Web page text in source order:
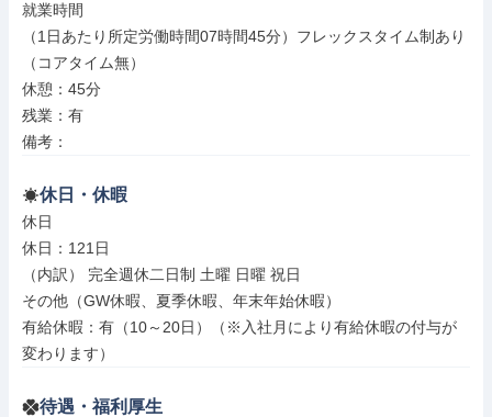
就業時間
（1日あたり所定労働時間07時間45分）フレックスタイム制あり
（コアタイム無）
休憩：45分
残業：有
備考：
休日・休暇
休日
休日：121日
（内訳） 完全週休二日制 土曜 日曜 祝日
その他（GW休暇、夏季休暇、年末年始休暇）
有給休暇：有（10～20日）（※入社月により有給休暇の付与が
変わります）
待遇・福利厚生